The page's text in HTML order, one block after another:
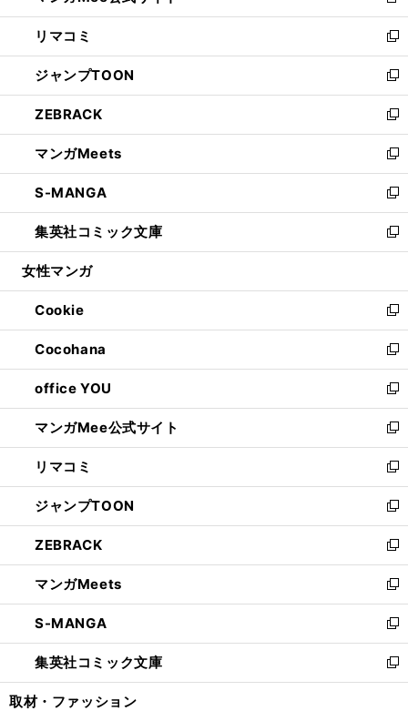
ウ
で
開
く
ン
ド
ウ
で
開
く
ウ
ィ
ン
ド
ウ
で
開
く
し
い
ウ
ィ
ン
ド
ウ
で
開
く
リマコミ
新
し
い
ウ
ィ
ン
ド
ウ
で
開
く
ジャンプTOON
新
し
い
ウ
ィ
ン
ド
ウ
で
開
ZEBRACK
新
し
い
ウ
ィ
ン
ド
ウ
開
く
マンガMeets
新
し
い
ウ
ィ
ン
ウ
で
開
く
S-MANGA
新
し
い
ウ
ン
ド
ウ
で
開
く
集英社コミック文庫
新
し
ウ
ィ
ン
ド
ウ
で
開
く
女性マンガ
Cookie
新
し
い
ウ
ィ
ン
ド
ウ
で
開
く
Cocohana
新
し
い
ウ
ィ
ン
ド
ウ
で
開
く
office YOU
新
し
い
ウ
ィ
ン
ド
ウ
で
開
く
マンガMee公式サイト
新
し
い
ウ
ィ
ン
ド
ウ
で
開
く
リマコミ
新
し
い
ウ
ィ
ン
ド
ウ
で
開
く
ジャンプTOON
新
し
い
ウ
ィ
ン
ド
ウ
で
開
ZEBRACK
新
し
い
ウ
ィ
ン
ド
ウ
マンガMeets
新
し
い
ウ
ィ
ン
S-MANGA
新
し
い
ウ
集英社コミック文庫
新
し
取材・ファッション